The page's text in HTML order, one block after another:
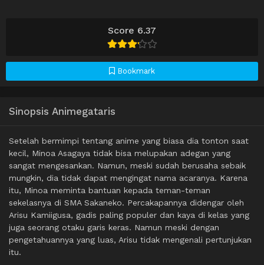
Score 6.37
Bookmark
Sinopsis Animegataris
Setelah bermimpi tentang anime yang biasa dia tonton saat
kecil, Minoa Asagaya tidak bisa melupakan adegan yang
sangat mengesankan. Namun, meski sudah berusaha sebaik
mungkin, dia tidak dapat mengingat nama acaranya. Karena
itu, Minoa meminta bantuan kepada teman-teman
sekelasnya di SMA Sakaneko. Percakapannya didengar oleh
Arisu Kamiigusa, gadis paling populer dan kaya di kelas yang
juga seorang otaku garis keras. Namun meski dengan
pengetahuannya yang luas, Arisu tidak mengenali pertunjukan
itu.